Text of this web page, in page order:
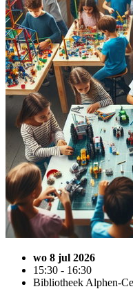
wo 8 jul 2026
15:30 - 16:30
Bibliotheek Alphen-